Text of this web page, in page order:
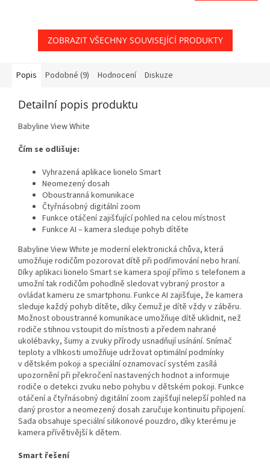
ZOBRAZIT VŠECHNY SOUVISEJÍCÍ PRODUKTY
Popis Podobné (9) Hodnocení Diskuze
Detailní popis produktu
Babyline View White
Čím se odlišuje:
Vyhrazená aplikace lionelo Smart
Neomezený dosah
Oboustranná komunikace
Čtyřnásobný digitální zoom
Funkce otáčení zajišťující pohled na celou místnost
Funkce AI – kamera sleduje pohyb dítěte
Babyline View White je moderní elektronická chůva, která
umožňuje rodičům pozorovat dítě při podřimování nebo hraní.
Díky aplikaci lionelo Smart se kamera spojí přímo s telefonem a
umožní tak rodičům pohodlně sledovat vybraný prostor a
ovládat kameru ze smartphonu. Funkce AI zajišťuje, že kamera
sleduje každý pohyb dítěte, díky čemuž je dítě vždy v záběru.
Možnost oboustranné komunikace umožňuje dítě uklidnit, než
rodiče stihnou vstoupit do místnosti a předem nahrané
ukolébavky, šumy a zvuky přírody usnadňují usínání. Snímač
teploty a vlhkosti umožňuje udržovat optimální podmínky
v dětském pokoji a speciální oznamovací systém zasílá
upozornění při překročení nastavených hodnot a informuje
rodiče o detekci zvuku nebo pohybu v dětském pokoji. Funkce
otáčení a čtyřnásobný digitální zoom zajišťují nelepší pohled na
daný prostor a neomezený dosah zaručuje kontinuitu připojení.
Sada obsahuje speciální silikonové pouzdro, díky kterému je
kamera přívětivější k dětem.
Smart řešení